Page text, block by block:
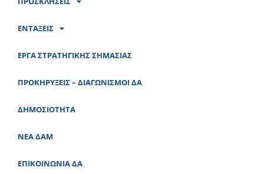
ΕΝΤΑΞΕΙΣ
ΕΡΓΑ ΣΤΡΑΤΗΓΙΚΗΣ ΣΗΜΑΣΙΑΣ
ΠΡΟΚΗΡΥΞΕΙΣ – ΔΙΑΓΩΝΙΣΜΟΙ ΔΑ
ΔΗΜΟΣΙΟΤΗΤΑ
ΝΕΑ ΔΑΜ
ΕΠΙΚΟΙΝΩΝΙΑ ΔΑ